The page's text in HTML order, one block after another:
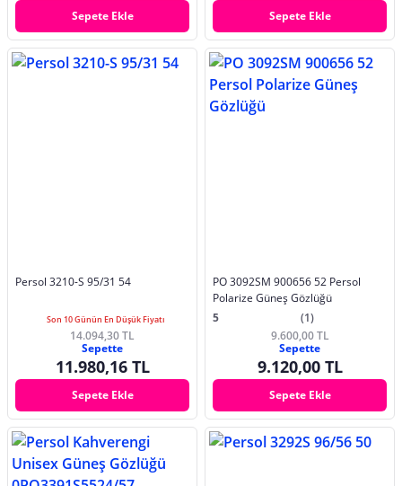
Sepete Ekle Sepete Ekle
Persol 3210-S 95/31 54
Son 10 Günün En Düşük Fiyatı
14.094,30 TL
Sepette
11.980,16 TL
Sepete Ekle
PO 3092SM 900656 52 Persol
Polarize Güneş Gözlüğü
5
(1)
9.600,00 TL
Sepette
9.120,00 TL
Sepete Ekle